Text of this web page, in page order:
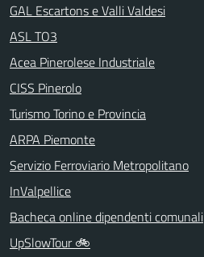
GAL Escartons e Valli Valdesi
ASL TO3
Acea Pinerolese Industriale
CISS Pinerolo
Turismo Torino e Provincia
ARPA Piemonte
Servizio Ferroviario Metropolitano
InValpellice
Bacheca online dipendenti comunali
UpSlowTour 🚲